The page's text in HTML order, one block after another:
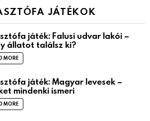
JÁTÉKOK
játék: Falusi udvar lakói –
állatot találsz ki?
MORE
játék: Magyar levesek –
mindenki ismeri
MORE